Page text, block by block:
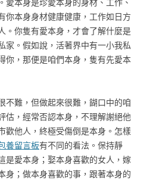
你本身身材健康健康，工作如日方
。你隻有愛本身，才會了解什麼是
家。假如說，活著界中有一小我私
你，那便是咱們本身，隻有先愛本
難，但做起來很難，餬口中的咱
估，經常否認本身，不理解謝絕他
歡他人，終極受傷倒是本身。怎樣
養留言板有不同的看法。保持靜
是愛本身；娶本身喜歡的女人，嫁
身；做本身喜歡的事，跟著本身的